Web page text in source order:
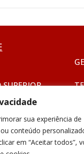
sua experiência de
conteúdo
em “Aceitar todos”,
SUPERIOR